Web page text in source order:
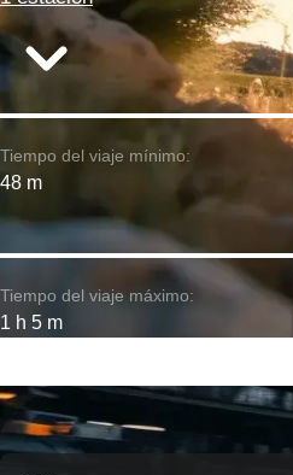
Tiempo del viaje mínimo:
48 m
Tiempo del viaje máximo:
1 h 5 m